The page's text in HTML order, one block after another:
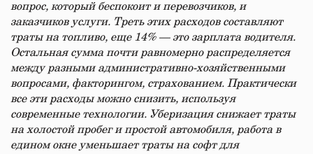
вопрос, который беспокоит и перевозчиков, и
заказчиков услуги. Треть этих расходов составляют
траты на топливо, еще 14% — это зарплата водителя.
Остальная сумма почти равномерно распределяется
между разными административно-хозяйственными
вопросами, факторингом, страхованием. Практически
все эти расходы можно снизить, используя
современные технологии. Уберизация снижает траты
на холостой пробег и простой автомобиля, работа в
едином окне уменьшает траты на софт для